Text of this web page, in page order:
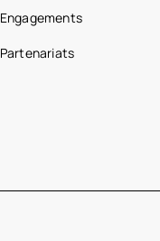
Engagements
Partenariats